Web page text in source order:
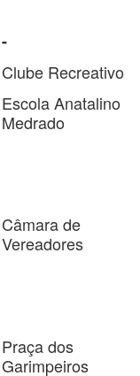
-
Clube Recreativo
Escola Anatalino
Medrado
Câmara de
Vereadores
Praça dos
Garimpeiros